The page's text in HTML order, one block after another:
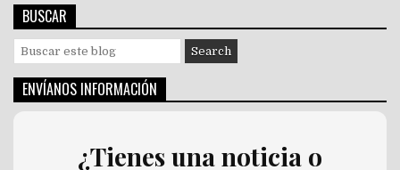
BUSCAR
e
r
ENVÍANOS INFORMACIÓN
¿Tienes una noticia o